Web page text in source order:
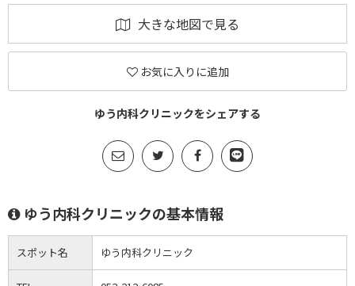
大きな地図で見る
お気に入りに追加
ゆう内科クリニックをシェアする
ゆう内科クリニックの基本情報
スポット名 ゆう内科クリニック